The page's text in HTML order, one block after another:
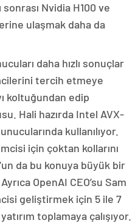
Nvidia H100 ve
ulaşmak daha da
daha hızlı sonuçlar
tercih etmeye
koltuğundan edip
Hali hazırda Intel AVX-
kullanılıyor.
için çoktan kollarını
da bu konuya büyük bir
OpenAI CEO’su Sam
geliştirmek için 5 ile 7
toplamaya çalışıyor.